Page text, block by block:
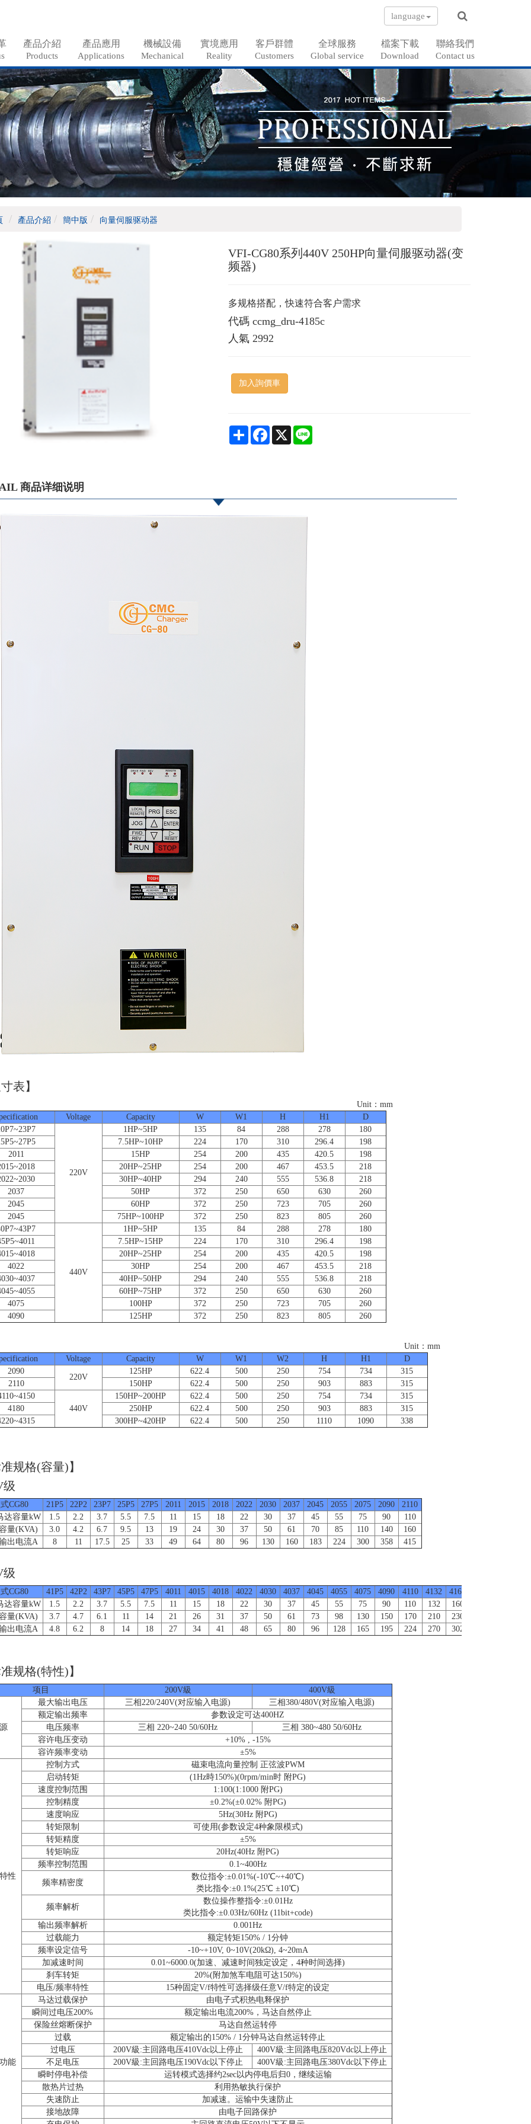
language
產品介紹
Products
產品應用
Applications
機械設備
Mechanical
實境應用
Reality
客戶群體
Customers
全球服務
Global service
檔案下載
Download
聯絡我們
Contact us
產品介紹 簡中版 向量伺服驱动器
VFI-CG80系列440V 250HP向量伺服驱动器(变
频器)
多规格搭配，快速符合客户需求
代碼ccmg_dru-4185c
人氣2992
加入詢價車
Share Facebook
X
商品详细说明
表】
：mm
Voltage Capacity W W1 H H1
D
220V
1HP~5HP 135 84 288 278
180
7.5HP~10HP 224 170 310 296.4
198
2011
15HP 254 200 435 420.5
198
20HP~25HP 254 200 467 453.5
218
30HP~40HP 294 240 555 536.8
218
2037
50HP 372 250 650 630
260
2045
60HP 372 250 723 705
260
2045
75HP~100HP 372 250 823 805
260
440V
1HP~5HP 135 84 288 278
180
7.5HP~15HP 224 170 310 296.4
198
20HP~25HP 254 200 435 420.5
198
4022
30HP 254 200 467 453.5
218
40HP~50HP 294 240 555 536.8
218
60HP~75HP 372 250 650 630
260
4075
100HP 372 250 723 705
260
4090
125HP 372 250 823 805 260
：mm
Voltage Capacity W W1 W2 H H1
D
2090
220V
125HP 622.4 500 250 754 734
315
2110
150HP 622.4 500 250 903 883
315
440V
150HP~200HP 622.4 500 250 754 734
315
4180
250HP 622.4 500 250 903 883
315
300HP~420HP 622.4 500 250 1110 1090 338
规格(容量)】
级
CG80 21P5 22P2 23P7 25P5 27P5 2011 2015 2018 2022 2030 2037 2045 2055 2075 2090
2110
达容量kW
1.5 2.2 3.7 5.5 7.5 11 15 18 22 30 37 45 55 75 90
110
量(KVA)
3.0 4.2 6.7 9.5 13 19 24 30 37 50 61 70 85 110 140
160
出电流A
8 11 17.5 25 33 49 64 80 96 130 160 183 224 300 358 415
级
CG80 41P5 42P2 43P7 45P5 47P5 4011 4015 4018 4022 4030 4037 4045 4055 4075 4090 4110 4132 4160
达容量kW
1.5 2.2 3.7 5.5 7.5 11 15 18 22 30 37 45 55 75 90 110 132 160
量(KVA)
3.7 4.7 6.1 11 14 21 26 31 37 50 61 73 98 130 150 170 210 230
出电流A
4.8 6.2 8 14 18 27 34 41 48 65 80 96 128 165 195 224 270 302
规格(特性)】
项目 200V級 400V級
最大输出电压 三相220/240V(对应输入电源)
三相380/480V(对应输入电源)
额定输出频率
参数设定可达400HZ
电压频率
三相 220~240 50/60Hz
三相 380~480 50/60Hz
容许电压变动
+10% , -15%
容许频率变动
±5%
性
控制方式
磁束电流向量控制 正弦波PWM
启动转矩
(1Hz時150%)(0rpm/min时 附PG)
速度控制范围
1:100(1:1000 附PG)
控制精度
±0.2%(±0.02% 附PG)
速度响应
5Hz(30Hz 附PG)
转矩限制
可使用(参数设定4种象限模式)
转矩精度
±5%
转矩响应
20Hz(40Hz 附PG)
频率控制范围
0.1~400Hz
频率精密度
数位指令:±0.01%(-10℃~+40℃)
类比指令:±0.1%(25℃ ±10℃)
频率解析
数位操作整指令:±0.01Hz
类比指令:±0.03Hz/60Hz (11bit+code)
输出频率解析
0.001Hz
过载能力
额定转矩150% / 1分钟
频率设定信号
-10~+10V, 0~10V(20kΩ), 4~20mA
加减速时间
0.01~6000.0(加速、减速时间独定设定，4种时间选择)
刹车转矩
20%(附加煞车电阻可达150%)
电压/频率特性
15种固定V/f特性可选择级任意V/f特定的设定
能
马达过载保护
由电子式积热电释保护
瞬间过电压200%
额定输出电流200%，马达自然停止
保险丝熔断保护
马达自然运转停
过载
额定输出的150% / 1分钟马达自然运转停止
过电压
200V級:主回路电压410Vdc以上停止
400V級:主回路电压820Vdc以上停止
不足电压
200V級:主回路电压190Vdc以下停止
400V級:主回路电压380Vdc以下停止
瞬时停电补偿
运转模式选择约2sec以内停电后归0，继续运输
散热片过热
利用热敏执行保护
失速防止
加减速。运输中失速防止
接地故障
由电子回路保护